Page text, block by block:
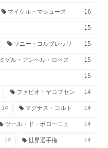
マイケル・マシューズ 16
15
ソニー・コルブレッリ 15
ミゲル・アンヘル・ロペス 15
15
ファビオ・ヤコブセン 14
14 マグナス・コルト 14
ツール・ド・ポローニュ 14
14 世界選手権 14